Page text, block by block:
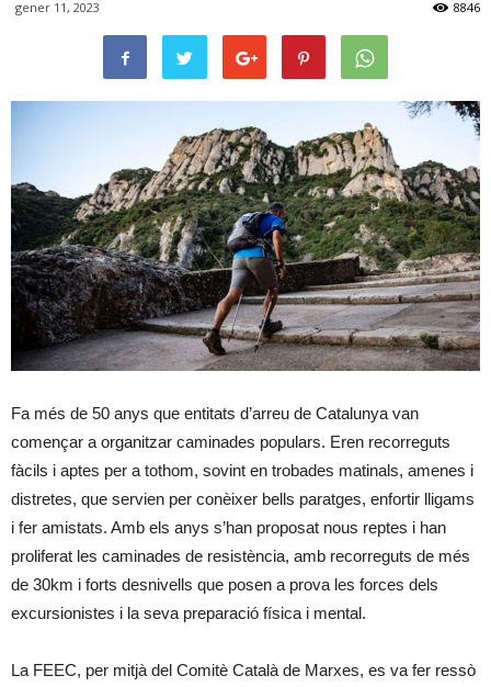
gener 11, 2023 8846
Fa més de 50 anys que entitats d’arreu de Catalunya van
començar a organitzar caminades populars. Eren recorreguts
fàcils i aptes per a tothom, sovint en trobades matinals, amenes i
distretes, que servien per conèixer bells paratges, enfortir lligams
i fer amistats. Amb els anys s’han proposat nous reptes i han
proliferat les caminades de resistència, amb recorreguts de més
de 30km i forts desnivells que posen a prova les forces dels
excursionistes i la seva preparació física i mental.
La FEEC, per mitjà del Comitè Català de Marxes, es va fer ressò